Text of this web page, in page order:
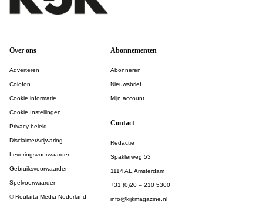
Over ons
Adverteren
Colofon
Cookie informatie
Cookie Instellingen
Privacy beleid
Disclaimer/vrijwaring
Leveringsvoorwaarden
Gebruiksvoorwaarden
Spelvoorwaarden
© Roularta Media Nederland
Abonnementen
Abonneren
Nieuwsbrief
Mijn account
Contact
Redactie
Spaklerweg 53
1114 AE Amsterdam
+31 (0)20 – 210 5300
info@kijkmagazine.nl